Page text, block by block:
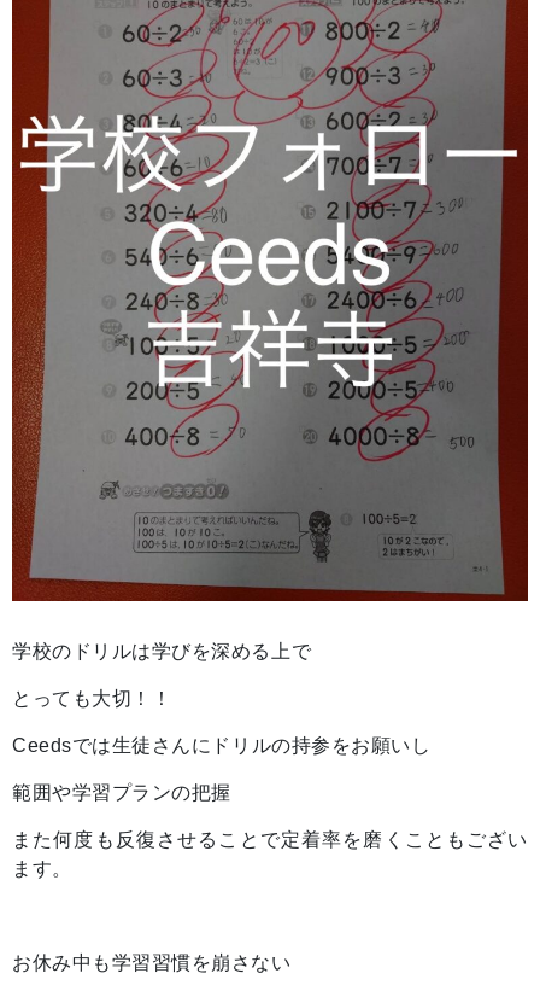
学校のドリルは学びを深める上で
とっても大切！！
Ceedsでは生徒さんにドリルの持参をお願いし
範囲や学習プランの把握
また何度も反復させることで定着率を磨くこともござい
ます。
お休み中も学習習慣を崩さない